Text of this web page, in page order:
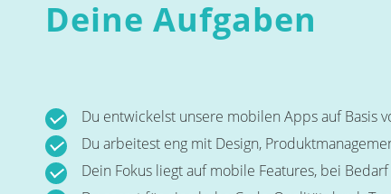
Deine Aufgaben
Du entwickelst unsere mobilen Apps auf Basis
Du arbeitest eng mit Design,
Dein Fokus liegt auf mobile Features, bei